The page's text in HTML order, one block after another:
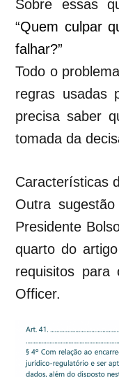
Sobre essas
“Quem culpar
falhar?”
Todo o
regras usadas
precisa saber
tomada da
Características
Outra
Presidente
quarto do
requisitos para
Officer.